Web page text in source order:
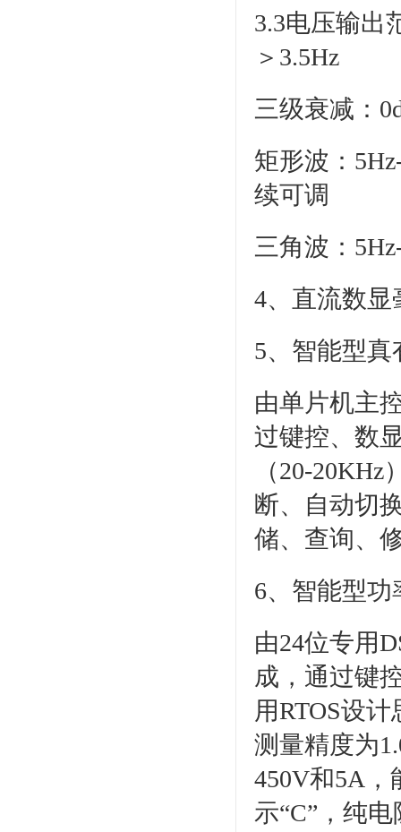
3.3电压输出
＞3.5Hz
三级衰减：
矩形波：
续可调
三角波：
4、直流数显
5、智能型
由单片机主
过键控、数
（20-
断、自动切
储、查询、
6、智能型
由24位专用
成，通过键
用RTOS设
测量精度为
450V和5A，
示“C”，纯